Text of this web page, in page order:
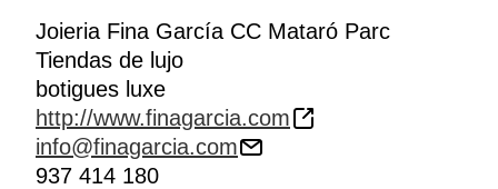
Joieria Fina García CC Mataró Parc
Tiendas de lujo
botigues luxe
http://www.finagarcia.com
info@finagarcia.com
937 414 180